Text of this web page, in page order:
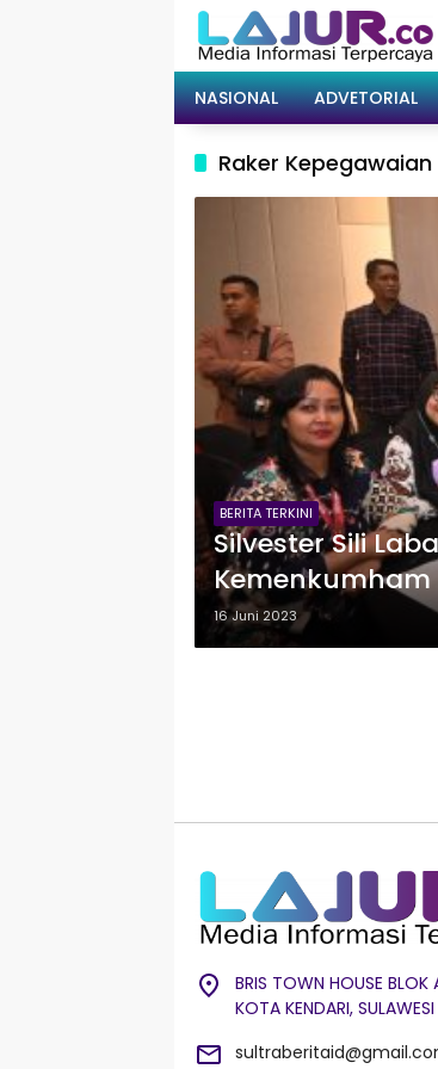
NASIONAL ADVETORIAL
Raker Kepegawaian
BERITA TERKINI
Silvester Sili
Kemenkumham
16 Juni 2023
BRIS TOWN HOUSE BLOK
KOTA KENDARI,